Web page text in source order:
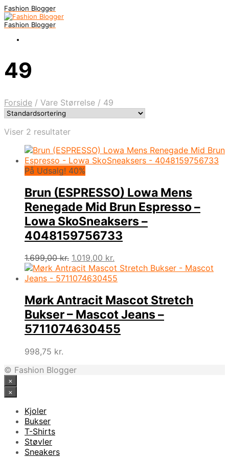
Fashion Blogger
Fashion Blogger
49
Forside / Vare Størrelse / 49
Viser 2 resultater
På Udsalg! 40%
Brun (ESPRESSO) Lowa Mens
Renegade Mid Brun Espresso –
Lowa SkoSneaksers –
4048159756733
1.699,00kr. Den
oprindelige
pris
1.699,00 kr..
1.019,00 kr.
aktuelle
pris
1.019,00 kr..
Mørk Antracit Mascot Stretch
Bukser – Mascot Jeans –
5711074630455
998,75 kr.
© Fashion Blogger
×
×
Kjoler
Bukser
T-Shirts
Støvler
Sneakers